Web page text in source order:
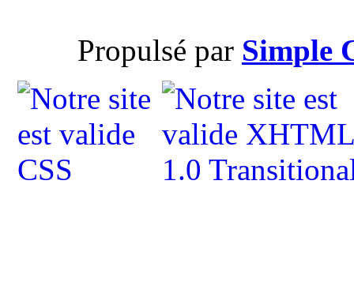
Propulsé par Simple